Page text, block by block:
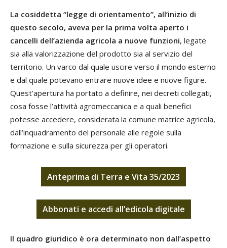
La cosiddetta “legge di orientamento”, all’inizio di
questo secolo, aveva per la prima volta aperto i
cancelli dell’azienda agricola a nuove funzioni, legate
sia alla valorizzazione del prodotto sia al servizio del
territorio. Un varco dal quale uscire verso il mondo esterno
e dal quale potevano entrare nuove idee e nuove figure.
Quest’apertura ha portato a definire, nei decreti collegati,
cosa fosse l’attività agromeccanica e a quali benefici
potesse accedere, considerata la comune matrice agricola,
dall’inquadramento del personale alle regole sulla
formazione e sulla sicurezza per gli operatori.
Anteprima di Terra e Vita 35/2023
Abbonati e accedi all’edicola digitale
Il quadro giuridico è ora determinato non dall’aspetto